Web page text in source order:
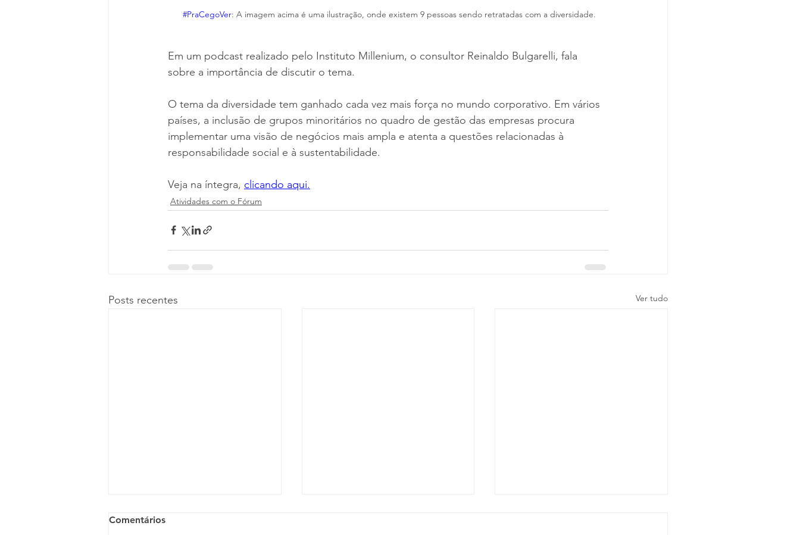
#PraCegoVer: A imagem acima é uma ilustração, onde existem 9 pessoas sendo retratadas com a diversidade.
Em um podcast realizado pelo Instituto Millenium, o consultor Reinaldo Bulgarelli, fala
sobre a importância de discutir o tema.
O tema da diversidade tem ganhado cada vez mais força no mundo corporativo. Em vários
países, a inclusão de grupos minoritários no quadro de gestão das empresas procura
implementar uma visão de negócios mais ampla e atenta a questões relacionadas à
responsabilidade social e à sustentabilidade.
Veja na íntegra, clicando aqui.
Atividades com o Fórum
Posts recentes Ver tudo
Comentários